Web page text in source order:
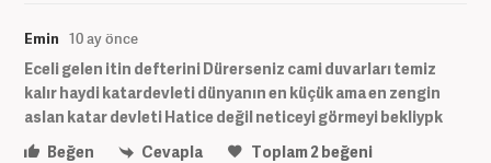
Emin 10 ay önce
Eceli gelen itin defterini Dürerseniz cami duvarları temiz
kalır haydi katardevleti dünyanın en küçük ama en zengin
aslan katar devleti Hatice değil neticeyi görmeyi bekliypk
Beğen
Cevapla Toplam2 beğeni